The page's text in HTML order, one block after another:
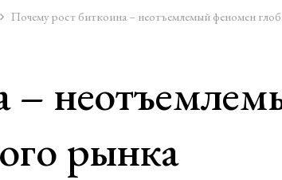
Почему рост биткоина – неотъемлемый феномен
–
рынка